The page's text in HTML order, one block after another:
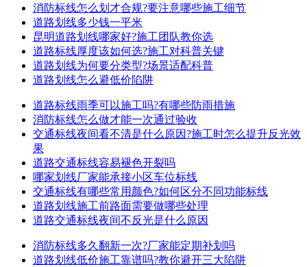
消防标线怎么划才合规?要注意哪些施工细节
道路划线多少钱一平米
昆明道路划线哪家好?施工团队教你选
道路标线厚度该如何选?施工对科普关键
道路划线为何要分类型?场景适配科普
道路划线怎么避低价陷阱
道路标线雨季可以施工吗?有哪些防雨措施
消防标线怎么做才能一次通过验收
交通标线夜间看不清是什么原因?施工时怎么提升反光效
果
道路交通标线容易褪色开裂吗
哪家划线厂家能承接小区车位标线
交通标线有哪些常用颜色?如何区分不同功能标线
道路划线施工前路面需要做哪些处理
道路交通标线夜间不反光是什么原因
消防标线多久翻新一次?厂家能定期补划吗
道路划线低价施工靠谱吗?教你避开三大陷阱